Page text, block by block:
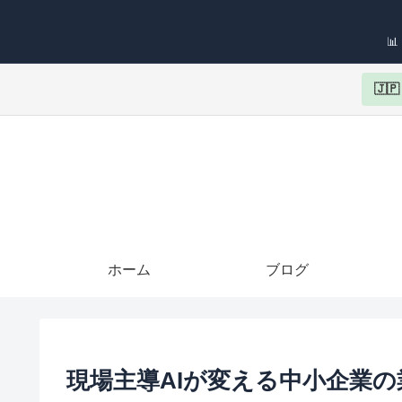
📊
🇯🇵
ホーム ブログ
現場主導AIが変える中小企業